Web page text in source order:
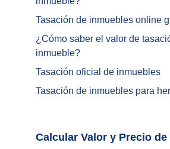
Tasación de inmuebles online
¿ Cómo saber el valor de
inmueble?
Tasación oficial de inmuebles
Tasación de inmuebles para